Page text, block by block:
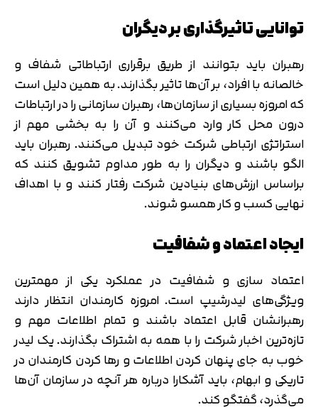
توانایی تاثیرگذاری بر دیگران
رهبران باید بتوانند از طریق برقراری ارتباطاتی شفاف و
خالصانه با افراد، بر آن‌ها تاثیر بگذارند. به همین دلیل است
که امروزه بسیاری از سازمان‌ها، رهبران سازمانی را در ارتباطات
درون محل کار وارد می‌کنند و آن را به بخشی مهم از
استراتژی ارتباطی شرکت خود تبدیل می‌کنند. رهبران باید
الگو باشند و دیگران را به طور مداوم تشویق کنند که
براساس ارزش‌های بنیادین شرکت رفتار کنند و با اهداف
نهایی کسب و کار همسو شوند.
ایجاد اعتماد و شفافیت
اعتماد سازی و شفافیت در عملکرد یکی از مهمترین
ویژگی‌های لیدرشیپ است. امروزه کارمندان انتظار دارند
رهبرانشان قابل اعتماد باشند و تمام اطلاعات مهم و
تازه‌ترین اخبار شرکت را با همه به اشتراک بگذارند. یک لیدر
خوب به جای پنهان کردن اطلاعات و رها کردن کارمندان در
تاریکی و ابهام، باید آشکارا درباره هر آنچه در سازمان آن‌ها
می‌گذرد، گفتگو کند.